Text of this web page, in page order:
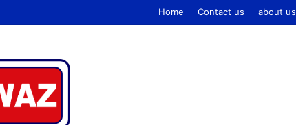
Home Contact us about us